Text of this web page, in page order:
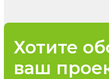
Хотите
ваш